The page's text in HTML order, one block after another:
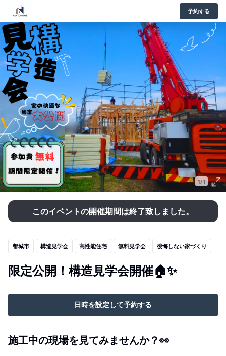
予約する
1/1
このイベントの開催期間は終了致しました。
都城市 構造見学会 高性能住宅 無料見学会 後悔しない家づくり
限定公開！構造見学会開催🏠✨
日時を設定して予約する
施工中の現場を見てみませんか？👀